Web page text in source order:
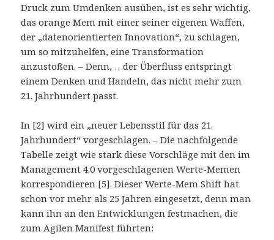
Druck zum Umdenken ausüben, ist es sehr wichtig,
das orange Mem mit einer seiner eigenen Waffen,
der „datenorientierten Innovation“, zu schlagen,
um so mitzuhelfen, eine Transformation
anzustoßen. – Denn, …der Überfluss entspringt
einem Denken und Handeln, das nicht mehr zum
21. Jahrhundert passt.
In [2] wird ein „neuer Lebensstil für das 21.
Jahrhundert“ vorgeschlagen. – Die nachfolgende
Tabelle zeigt wie stark diese Vorschläge mit den im
Management 4.0 vorgeschlagenen Werte-Memen
korrespondieren [5]. Dieser Werte-Mem Shift hat
schon vor mehr als 25 Jahren eingesetzt, denn man
kann ihn an den Entwicklungen festmachen, die
zum Agilen Manifest führten: